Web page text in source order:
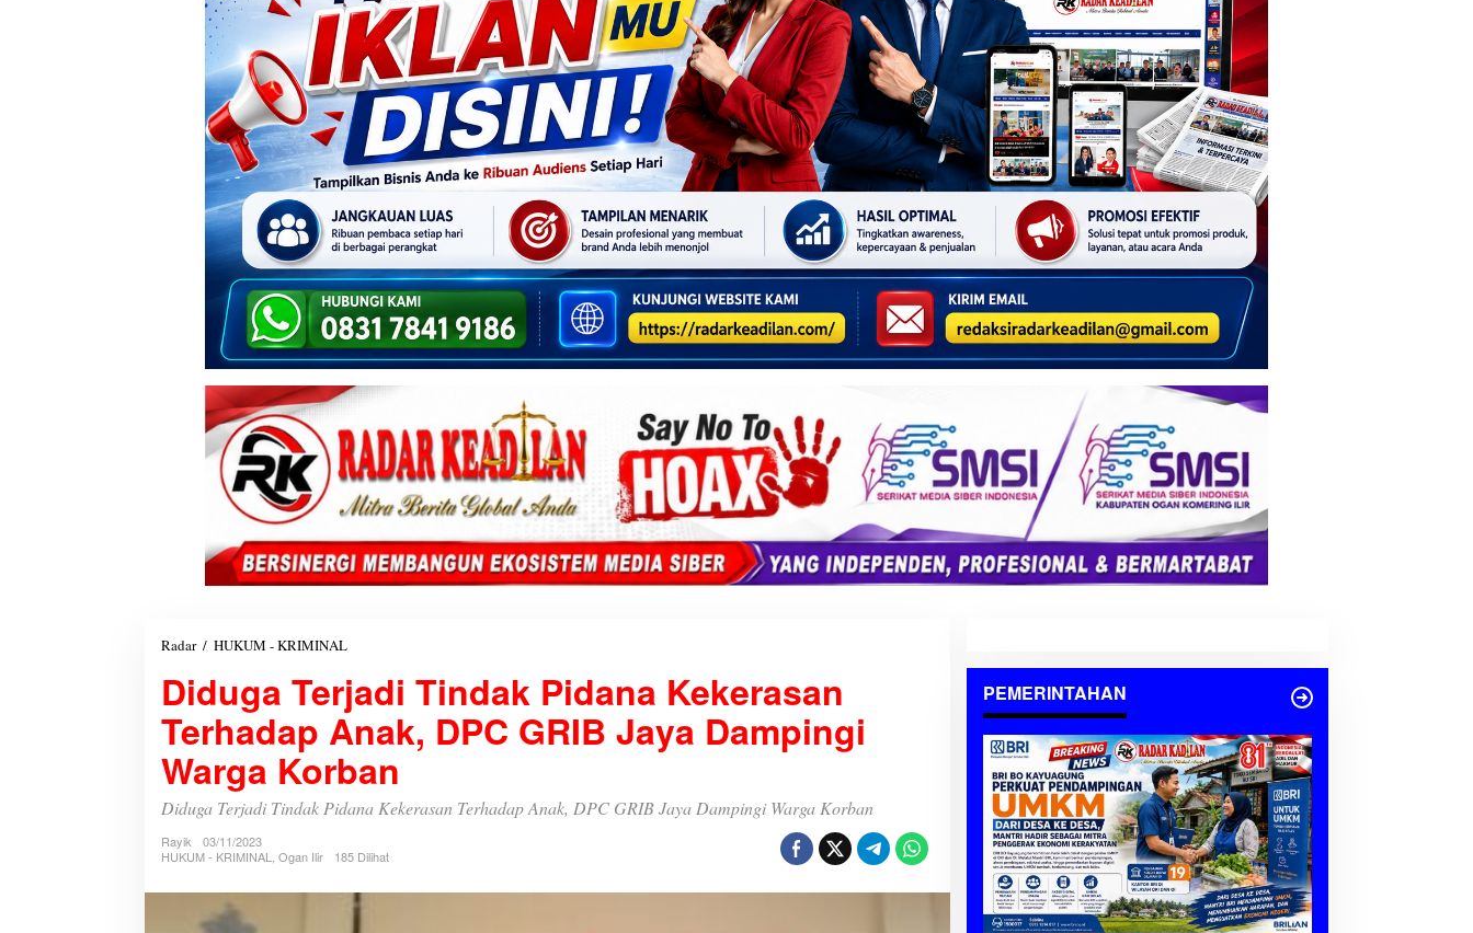
Radar / HUKUM - KRIMINAL
d
g
a
T
e
r
d
T
Diduga Terjadi Tindak Pidana Kekerasan
Terhadap Anak, DPC GRIB Jaya Dampingi
Warga Korban
Diduga Terjadi Tindak Pidana Kekerasan Terhadap Anak, DPC GRIB Jaya Dampingi Warga Korban
Rayik
03/11/2023
HUKUM - KRIMINAL, Ogan Ilir 185 Dilihat
PEMERINTAHAN